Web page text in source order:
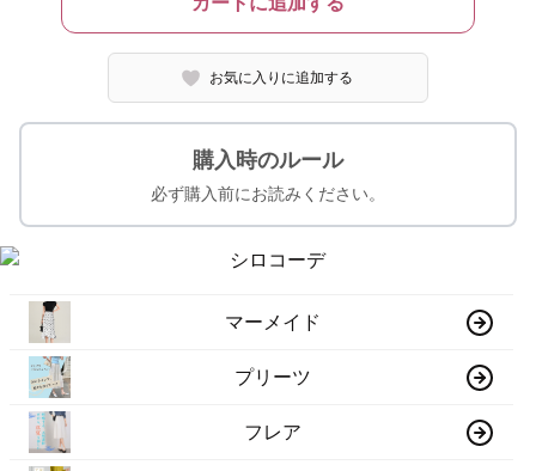
お気に入りに追加する
購入時のルール
必ず購入前にお読みください。
マーメイド
プリーツ
フレア